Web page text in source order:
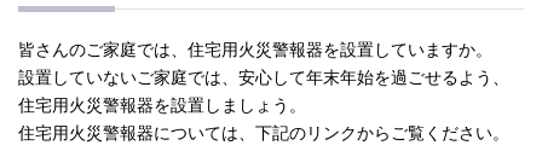
皆さんのご家庭では、住宅用火災警報器を設置していますか。
設置していないご家庭では、安心して年末年始を過ごせるよう、
住宅用火災警報器を設置しましょう。
住宅用火災警報器については、下記のリンクからご覧ください。